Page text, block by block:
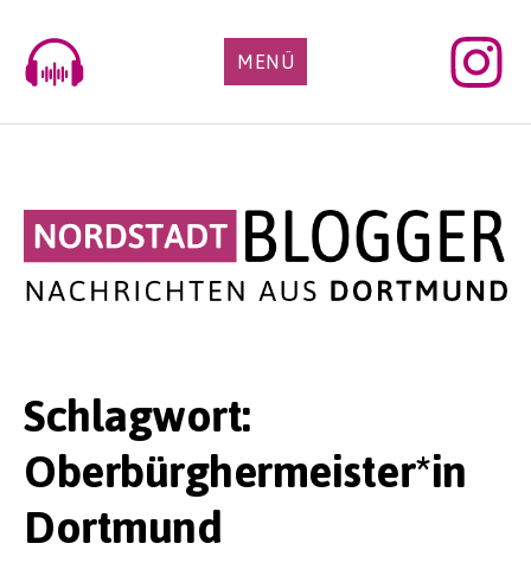
content
MENÜ
Schlagwort:
Oberbürghermeister*in
Dortmund